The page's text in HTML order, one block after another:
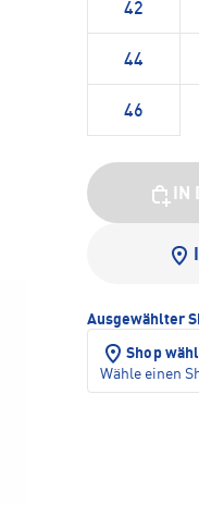
42
44
46
Ausgewählter
Shop
Wähle einen